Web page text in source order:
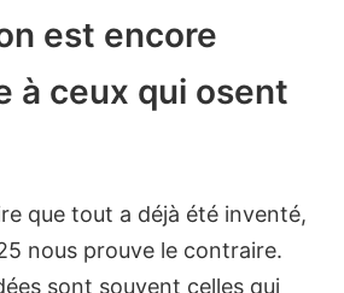
est encore
à ceux qui osent
que tout a déjà été inventé,
nous prouve le contraire.
sont souvent celles qui